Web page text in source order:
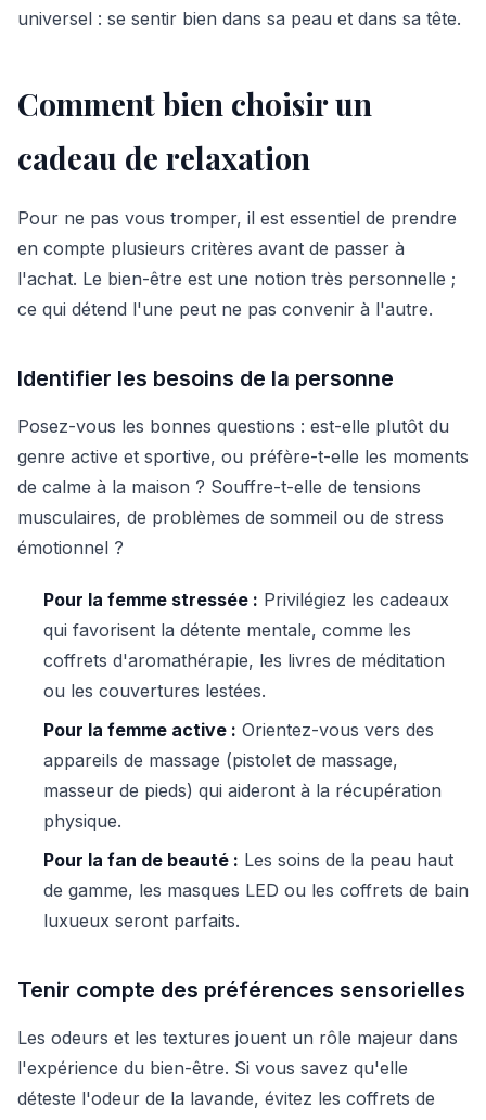
universel : se sentir bien dans sa peau et dans sa tête.
Comment bien choisir un
cadeau de relaxation
Pour ne pas vous tromper, il est essentiel de prendre
en compte plusieurs critères avant de passer à
l'achat. Le bien-être est une notion très personnelle ;
ce qui détend l'une peut ne pas convenir à l'autre.
Identifier les besoins de la personne
Posez-vous les bonnes questions : est-elle plutôt du
genre active et sportive, ou préfère-t-elle les moments
de calme à la maison ? Souffre-t-elle de tensions
musculaires, de problèmes de sommeil ou de stress
émotionnel ?
Pour la femme stressée : Privilégiez les cadeaux
qui favorisent la détente mentale, comme les
coffrets d'aromathérapie, les livres de méditation
ou les couvertures lestées.
Pour la femme active : Orientez-vous vers des
appareils de massage (pistolet de massage,
masseur de pieds) qui aideront à la récupération
physique.
Pour la fan de beauté : Les soins de la peau haut
de gamme, les masques LED ou les coffrets de bain
luxueux seront parfaits.
Tenir compte des préférences sensorielles
Les odeurs et les textures jouent un rôle majeur dans
l'expérience du bien-être. Si vous savez qu'elle
déteste l'odeur de la lavande, évitez les coffrets de